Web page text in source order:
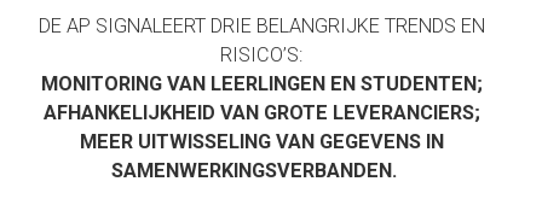
DE AP SIGNALEERT DRIE BELANGRIJKE TRENDS EN
RISICO’S:
MONITORING VAN LEERLINGEN EN STUDENTEN;
AFHANKELIJKHEID VAN GROTE LEVERANCIERS;
MEER UITWISSELING VAN GEGEVENS IN
SAMENWERKINGSVERBANDEN.